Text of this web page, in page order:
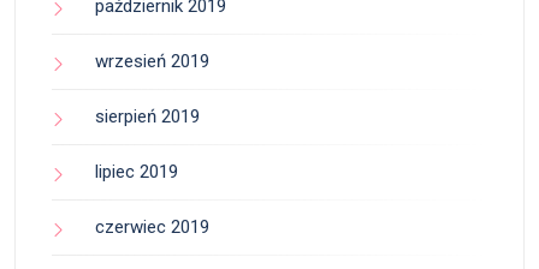
październik 2019
wrzesień 2019
sierpień 2019
lipiec 2019
czerwiec 2019